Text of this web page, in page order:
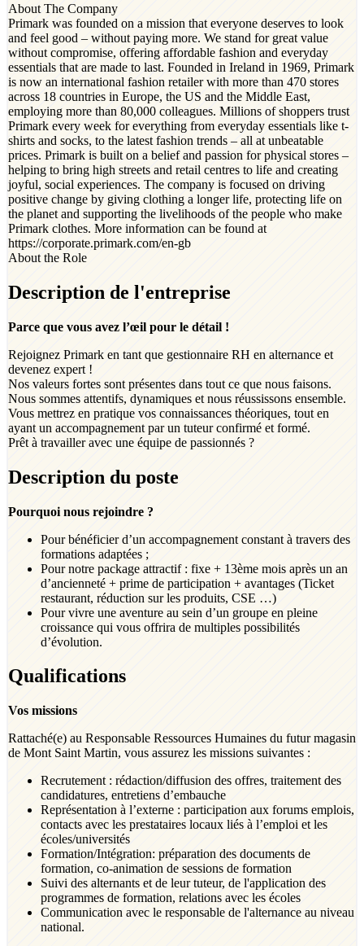
About The Company
Primark was founded on a mission that everyone deserves to look
and feel good – without paying more. We stand for great value
without compromise, offering affordable fashion and everyday
essentials that are made to last. Founded in Ireland in 1969, Primark
is now an international fashion retailer with more than 470 stores
across 18 countries in Europe, the US and the Middle East,
employing more than 80,000 colleagues. Millions of shoppers trust
Primark every week for everything from everyday essentials like t-
shirts and socks, to the latest fashion trends – all at unbeatable
prices. Primark is built on a belief and passion for physical stores –
helping to bring high streets and retail centres to life and creating
joyful, social experiences. The company is focused on driving
positive change by giving clothing a longer life, protecting life on
the planet and supporting the livelihoods of the people who make
Primark clothes. More information can be found at
https://corporate.primark.com/en-gb
About the Role
Description de l'entreprise
Parce que vous avez l’œil pour le détail !
Rejoignez Primark en tant que gestionnaire RH en alternance et
devenez expert !
Nos valeurs fortes sont présentes dans tout ce que nous faisons.
Nous sommes attentifs, dynamiques et nous réussissons ensemble.
Vous mettrez en pratique vos connaissances théoriques, tout en
ayant un accompagnement par un tuteur confirmé et formé.
Prêt à travailler avec une équipe de passionnés ?
Description du poste
Pourquoi nous rejoindre ?
Pour bénéficier d’un accompagnement constant à travers des
formations adaptées ;
Pour notre package attractif : fixe + 13ème mois après un an
d’ancienneté + prime de participation + avantages (Ticket
restaurant, réduction sur les produits, CSE …)
Pour vivre une aventure au sein d’un groupe en pleine
croissance qui vous offrira de multiples possibilités
d’évolution.
Qualifications
Vos missions
Rattaché(e) au Responsable Ressources Humaines du futur magasin
de Mont Saint Martin, vous assurez les missions suivantes :
Recrutement : rédaction/diffusion des offres, traitement des
candidatures, entretiens d’embauche
Représentation à l’externe : participation aux forums emplois,
contacts avec les prestataires locaux liés à l’emploi et les
écoles/universités
Formation/Intégration: préparation des documents de
formation, co-animation de sessions de formation
Suivi des alternants et de leur tuteur, de l'application des
programmes de formation, relations avec les écoles
Communication avec le responsable de l'alternance au niveau
national.